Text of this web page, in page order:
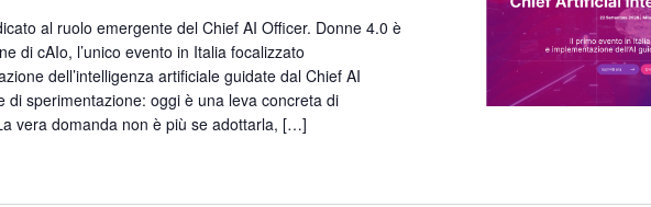
al ruolo emergente del Chief AI Officer. Donne 4.0 è
di cAIo, l’unico evento in Italia focalizzato
dell’intelligenza artificiale guidate dal Chief AI
di sperimentazione: oggi è una leva concreta di
vera domanda non è più se adottarla, […]